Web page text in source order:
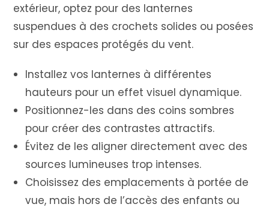
extérieur, optez pour des lanternes
suspendues à des crochets solides ou posées
sur des espaces protégés du vent.
Installez vos lanternes à différentes
hauteurs pour un effet visuel dynamique.
Positionnez-les dans des coins sombres
pour créer des contrastes attractifs.
Évitez de les aligner directement avec des
sources lumineuses trop intenses.
Choisissez des emplacements à portée de
vue, mais hors de l’accès des enfants ou